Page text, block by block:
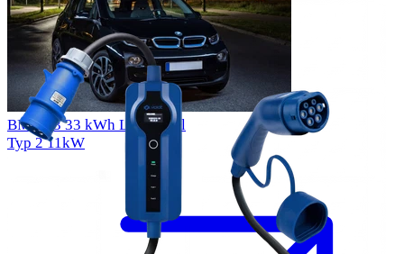
BMW i3 33 kWh Ladekabel
Typ 211kW